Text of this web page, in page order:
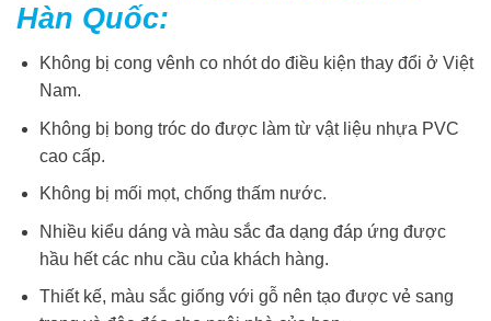
Hàn Quốc:
Không bị cong vênh co nhót do điều kiện thay đổi ở Việt
Nam.
Không bị bong tróc do được làm từ vật liệu nhựa PVC
cao cấp.
Không bị mối mọt, chống thấm nước.
Nhiều kiểu dáng và màu sắc đa dạng đáp ứng được
hầu hết các nhu cầu của khách hàng.
Thiết kế, màu sắc giống với gỗ nên tạo được vẻ sang